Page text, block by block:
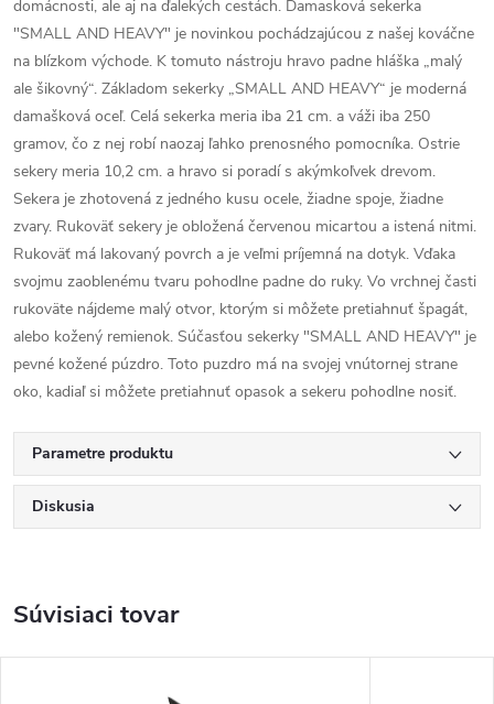
domácnosti, ale aj na ďalekých cestách. Damasková sekerka
"SMALL AND HEAVY" je novinkou pochádzajúcou z našej kováčne
na blízkom východe. K tomuto nástroju hravo padne hláška „malý
ale šikovný“. Základom sekerky „SMALL AND HEAVY“ je moderná
damašková oceľ. Celá sekerka meria iba 21 cm. a váži iba 250
gramov, čo z nej robí naozaj ľahko prenosného pomocníka. Ostrie
sekery meria 10,2 cm. a hravo si poradí s akýmkoľvek drevom.
Sekera je zhotovená z jedného kusu ocele, žiadne spoje, žiadne
zvary. Rukoväť sekery je obložená červenou micartou a istená nitmi.
Rukoväť má lakovaný povrch a je veľmi príjemná na dotyk. Vďaka
svojmu zaoblenému tvaru pohodlne padne do ruky. Vo vrchnej časti
rukoväte nájdeme malý otvor, ktorým si môžete pretiahnuť špagát,
alebo kožený remienok. Súčasťou sekerky "SMALL AND HEAVY" je
pevné kožené púzdro. Toto puzdro má na svojej vnútornej strane
oko, kadiaľ si môžete pretiahnuť opasok a sekeru pohodlne nosiť.
Parametre produktu
Diskusia
Súvisiaci tovar